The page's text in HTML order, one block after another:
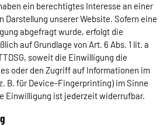
ein berechtigtes Interesse an einer
Darstellung unserer Website. Sofern eine
abgefragt wurde, erfolgt die
auf Grundlage von Art. 6 Abs. 1 lit. a
soweit die Einwilligung die
oder den Zugriff auf Informationen im
B. für Device-Fingerprinting) im Sinne
Einwilligung ist jederzeit widerrufbar.